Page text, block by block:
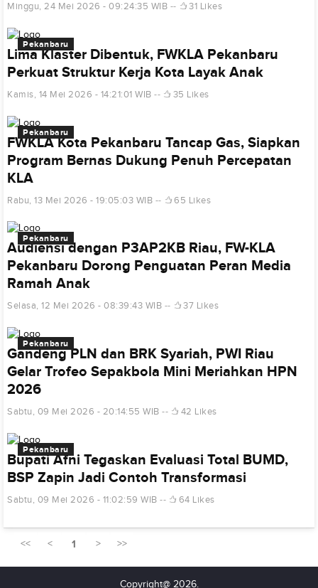
Minggu, 24 Mei 2026 - 09:24:35 WIB 31 Likes
Pekanbaru
Lima Klaster Dibentuk, FWKLA Pekanbaru
Perkuat Struktur Kerja Kota Layak Anak
Kamis, 14 Mei 2026 - 14:21:01 WIB 35 Likes
Pekanbaru
FWKLA Kota Pekanbaru Tancap Gas, Siapkan
Program Bernas Dukung Penuh Percepatan
KLA
Rabu, 13 Mei 2026 - 19:05:03 WIB 65 Likes
Pekanbaru
Audiensi dengan P3AP2KB Riau, FW-KLA
Pekanbaru Dorong Penguatan Peran Media
Ramah Anak
Selasa, 12 Mei 2026 - 08:39:43 WIB 37 Likes
Pekanbaru
Gandeng PLN dan BRK Syariah, PWI Riau
Gelar Trofeo Sepakbola Mini Meriahkan HPN
2026
Sabtu, 09 Mei 2026 - 20:14:55 WIB 42 Likes
Pekanbaru
Bupati Afni Tegaskan Evaluasi Total BUMD,
BSP Zapin Jadi Contoh Transformasi
Sabtu, 09 Mei 2026 - 11:02:59 WIB 64 Likes
<< < 1 > >>
Copyright@ 2026.